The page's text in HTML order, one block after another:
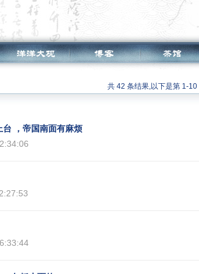
共 42 条结果,以下是第 1-
，帝国南面有麻烦